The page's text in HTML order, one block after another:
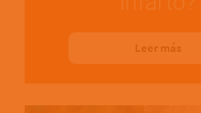
Leer más